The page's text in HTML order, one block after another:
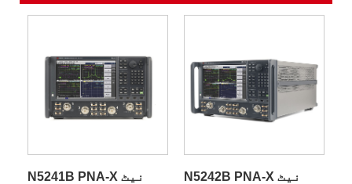
N5241B PNA-X نیٹ
N5242B PNA-X نیٹ